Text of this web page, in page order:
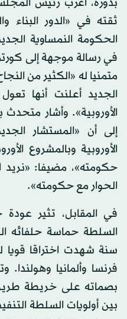
بدوره، أعرب رئيس
ثقته في «الدور البناء
الحكومة النمساوية
في رسالة موجهة إلى
متمنيا له «الكثير من
الجديد أعلنت أنها
الأوروبية». وأشار متحدث
إلى أن «المستشار
الأوروبية وبالمشروع
حكومته»، مضيفا: «نريد
الحوار مع حكومته».
في المقابل، تثير
السلطة حماسة حلفائه
سنة شهدت اختراقا
فرنسا وألمانيا
بصماته على خريطة
بين أولويات السلطة